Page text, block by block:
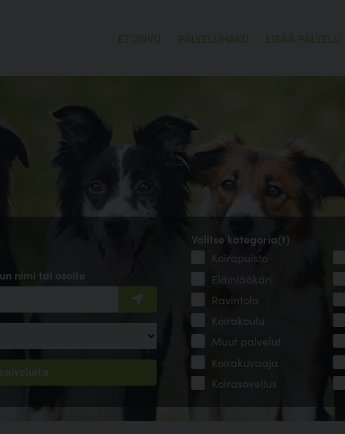
ETUSIVU PALVELUHAKU LISÄÄ PALVELU
nimi tai osoite
Valitse kategoria(t)
Koirapuisto
Eläinlääkäri
Ravintola
Koirakoulu
Muut palvelut
Koirakuvaaja
Koirasovellus